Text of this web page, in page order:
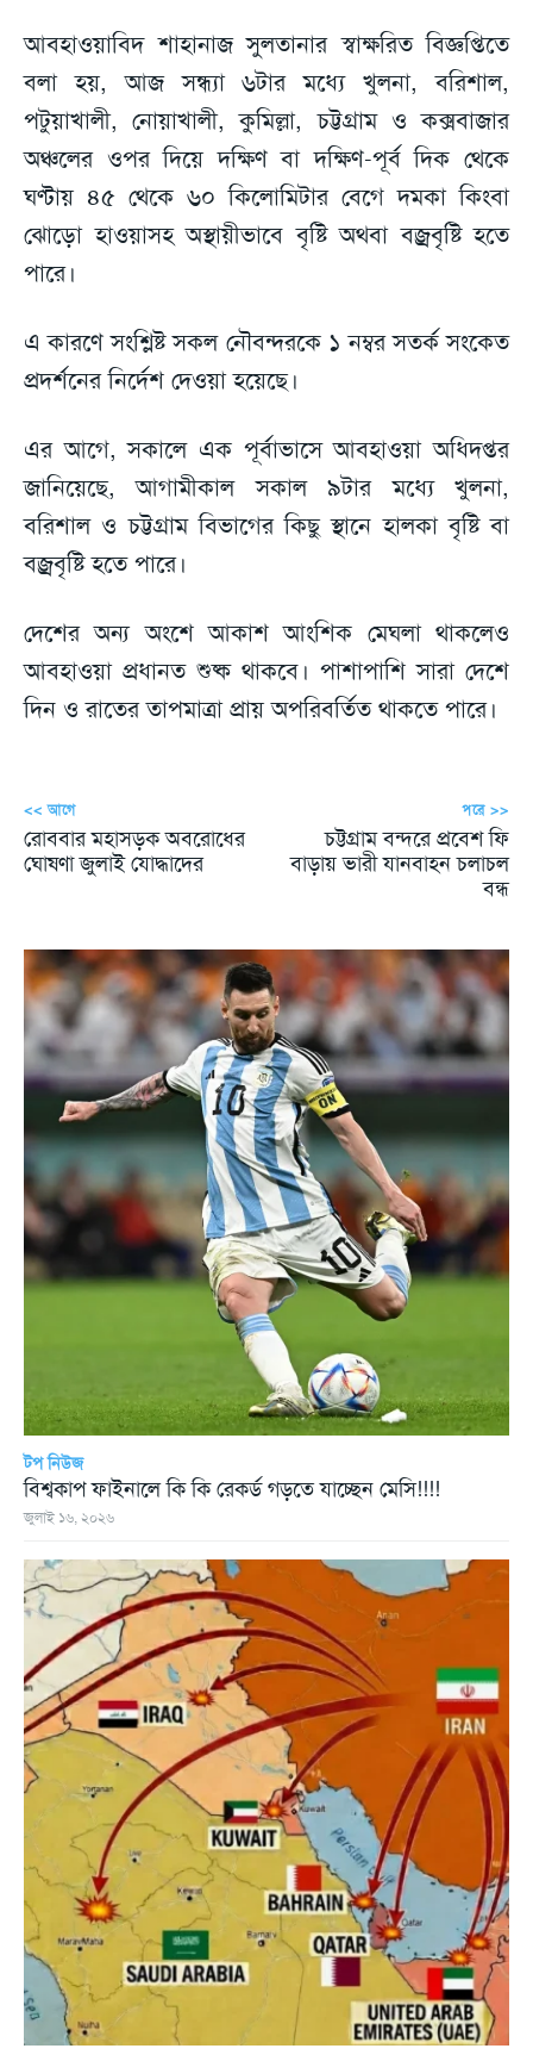
আবহাওয়াবিদ শাহানাজ সুলতানার স্বাক্ষরিত বিজ্ঞপ্তিতে
বলা হয়, আজ সন্ধ্যা ৬টার মধ্যে খুলনা, বরিশাল,
পটুয়াখালী, নোয়াখালী, কুমিল্লা, চট্টগ্রাম ও কক্সবাজার
অঞ্চলের ওপর দিয়ে দক্ষিণ বা দক্ষিণ-পূর্ব দিক থেকে
ঘণ্টায় ৪৫ থেকে ৬০ কিলোমিটার বেগে দমকা কিংবা
ঝোড়ো হাওয়াসহ অস্থায়ীভাবে বৃষ্টি অথবা বজ্রবৃষ্টি হতে
পারে।
এ কারণে সংশ্লিষ্ট সকল নৌবন্দরকে ১ নম্বর সতর্ক সংকেত
প্রদর্শনের নির্দেশ দেওয়া হয়েছে।
এর আগে, সকালে এক পূর্বাভাসে আবহাওয়া অধিদপ্তর
জানিয়েছে, আগামীকাল সকাল ৯টার মধ্যে খুলনা,
বরিশাল ও চট্টগ্রাম বিভাগের কিছু স্থানে হালকা বৃষ্টি বা
বজ্রবৃষ্টি হতে পারে।
দেশের অন্য অংশে আকাশ আংশিক মেঘলা থাকলেও
আবহাওয়া প্রধানত শুষ্ক থাকবে। পাশাপাশি সারা দেশে
দিন ও রাতের তাপমাত্রা প্রায় অপরিবর্তিত থাকতে পারে।
<< আগে
রোববার মহাসড়ক অবরোধের
ঘোষণা জুলাই যোদ্ধাদের
পরে >>
চট্টগ্রাম বন্দরে প্রবেশ ফি
বাড়ায় ভারী যানবাহন চলাচল
বন্ধ
টপ নিউজ
বিশ্বকাপ ফাইনালে কি কি রেকর্ড গড়তে যাচ্ছেন মেসি!!!!
জুলাই ১৬, ২০২৬